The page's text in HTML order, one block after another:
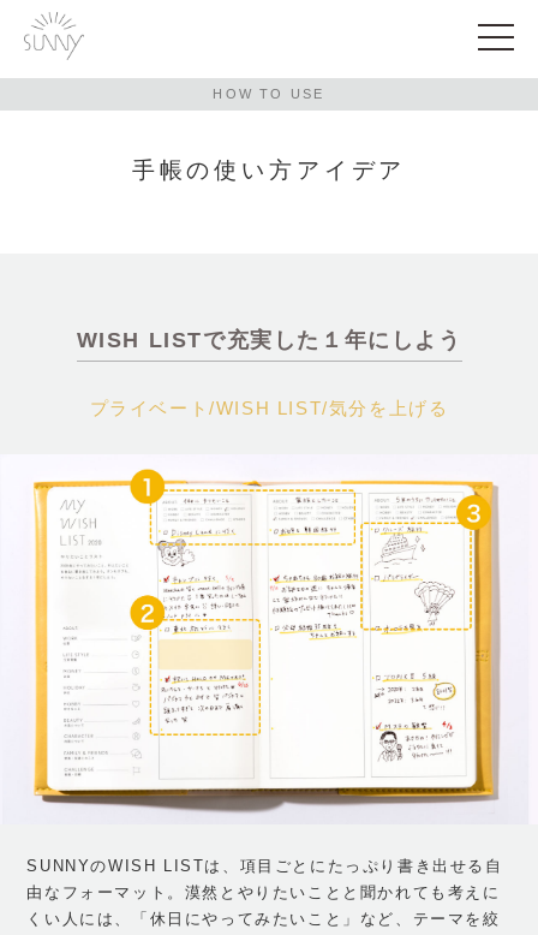
HOW TO USE
手帳の使い方アイデア
WISH LISTで充実した１年にしよう
プライベート/WISH LIST/気分を上げる
SUNNYのWISH LISTは、項目ごとにたっぷり書き出せる自
由なフォーマット。漠然とやりたいことと聞かれても考えに
くい人には、「休日にやってみたいこと」など、テーマを絞